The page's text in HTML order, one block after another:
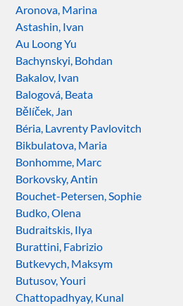
Aronova, Marina
Astashin, Ivan
Au Loong Yu
Bachynskyi, Bohdan
Bakalov, Ivan
Balogová, Beata
Bělíček, Jan
Béria, Lavrenty Pavlovitch
Bikbulatova, Maria
Bonhomme, Marc
Borkovsky, Antin
Bouchet-Petersen, Sophie
Budko, Olena
Budraitskis, Ilya
Burattini, Fabrizio
Butkevych, Maksym
Butusov, Youri
Chattopadhyay, Kunal